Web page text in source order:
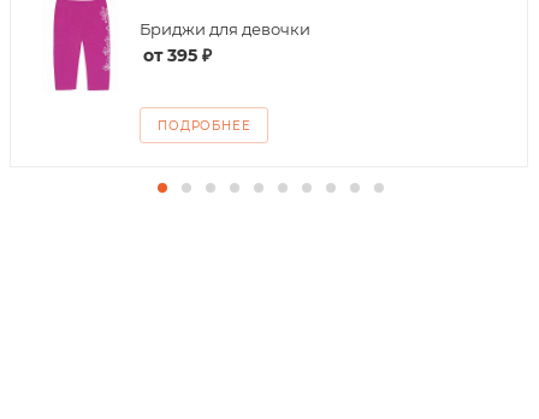
Бриджи для девочки
от395 ₽
ПОДРОБНЕЕ